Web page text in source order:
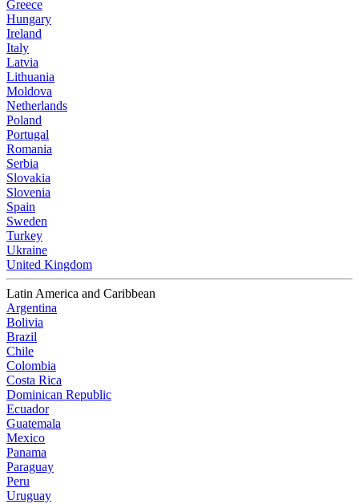
Greece
Hungary
Ireland
Italy
Latvia
Lithuania
Moldova
Netherlands
Poland
Portugal
Romania
Serbia
Slovakia
Slovenia
Spain
Sweden
Turkey
Ukraine
United Kingdom
Latin America and Caribbean
Argentina
Bolivia
Brazil
Chile
Colombia
Costa Rica
Dominican Republic
Ecuador
Guatemala
Mexico
Panama
Paraguay
Peru
Uruguay